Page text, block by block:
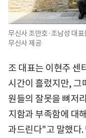
무신사 조만호·조남성 대
무신사 제공
조 대표는 이현주 센
시간이 흘렀지만, 그
원들의 잘못을 뼈저
지함과 부족함에 대
과드린다"고 말했다.